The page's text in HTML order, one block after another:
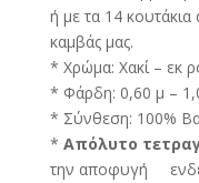
ή με τα 14
καμβάς μας.
* Χρώμα: Χακί – εκ
* Φάρδη: 0,60 μ –
* Σύνθεση: 100%
* Απόλυτο
την αποφυγή